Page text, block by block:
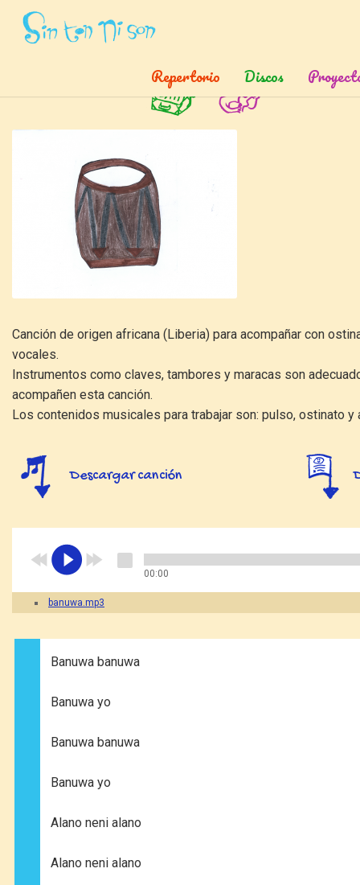
Repertorio Discos
Inicio » Canciones » Banuwa
Banuwa
Canción de origen africana (Liberia) para acompañar con
vocales.
Instrumentos como claves, tambores y maracas son
acompañen esta canción.
Los contenidos musicales para trabajar son: pulso, ostinato y
Descargar canción
00:00
banuwa.mp3
Banuwa banuwa
Banuwa yo
Banuwa banuwa
Banuwa yo
Alano neni alano
Alano neni alano